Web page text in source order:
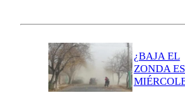
¿BAJA EL
ZONDA